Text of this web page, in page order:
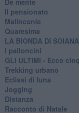
De mente
Il pensionato
Malinconie
Quaresima
LA BIONDA DI
I palloncini
GLI ULTIMI - Ecco
Trekking urbano
Eclissi di luna
Jogging
Distanza
Racconto di Natale